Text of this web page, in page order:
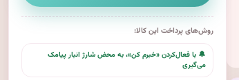
روش‌های پرداخت این کالا:
🔔 با فعال‌کردن «خبرم کن»، به محض شارژ انبار پیامک
می‌گیری